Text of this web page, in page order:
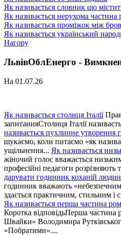
Як називається словник що
Як називається нерухома частина
Як називається проміжок між
Як називається український
Нагору
ЛьвівОблЕнерго -
На 01.07.26
Як називається столиця Італії
запитанняСтолиця Італії
називається пухлинне утворення
шукаємо, коли питаємо «як
ущільнення... Як називається
жіночий голос вважається
професійні педагоги розрізняють
дарувати годинник коханій
годинник вважають
здається практичним, стильним і
Як називається перша частина
Коротка відповідьПерша частина
Швайки» Володимира
«Побратими»....